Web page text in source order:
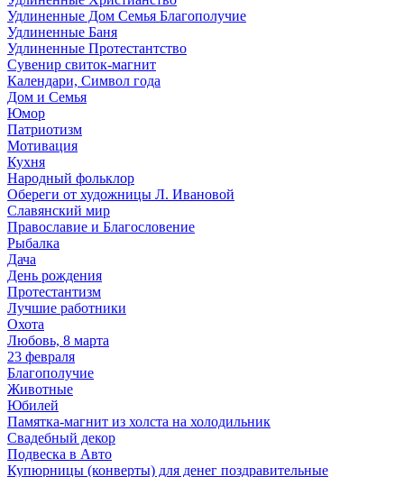
Удлиненные Дом Семья Благополучие
Удлиненные Баня
Удлиненные Протестантство
Сувенир свиток-магнит
Календари, Символ года
Дом и Семья
Юмор
Патриотизм
Мотивация
Кухня
Народный фольклор
Обереги от художницы Л. Ивановой
Славянский мир
Православие и Благословение
Рыбалка
Дача
День рождения
Протестантизм
Лучшие работники
Охота
Любовь, 8 марта
23 февраля
Благополучие
Животные
Юбилей
Памятка-магнит из холста на холодильник
Свадебный декор
Подвеска в Авто
Купюрницы (конверты) для денег поздравительные